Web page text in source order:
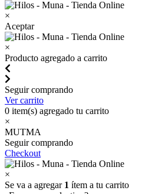
×
Aceptar
×
Producto agregado a carrito
Seguir comprando
Ver carrito
0 item(s) agregado tu carrito
×
MUTMA
Seguir comprando
Checkout
×
Se va a agregar 1 ítem a tu carrito